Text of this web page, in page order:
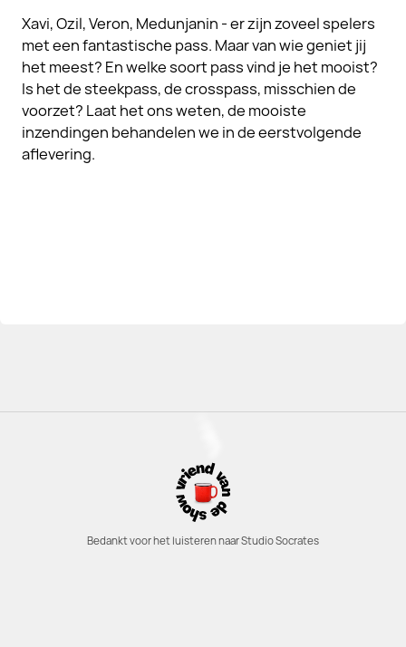
Xavi, Ozil, Veron, Medunjanin - er zijn zoveel spelers
met een fantastische pass. Maar van wie geniet jij
het meest? En welke soort pass vind je het mooist?
Is het de steekpass, de crosspass, misschien de
voorzet? Laat het ons weten, de mooiste
inzendingen behandelen we in de eerstvolgende
aflevering.
Bedankt voor het luisteren naar Studio Socrates